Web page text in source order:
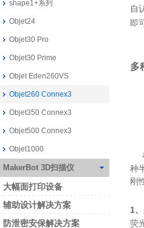
shape1+系列
Objet24
Objet30 Pro
Objet30 Prime
Objet Eden260VS
Objet260 Connex3
Objet350 Connex3
Objet500 Connex3
Objet1000
MakerBot 3D扫描仪
大幅面打印设备
辅助设计解决方案
防泄密安保解决方案
自
即
多
种
刚
1
荧